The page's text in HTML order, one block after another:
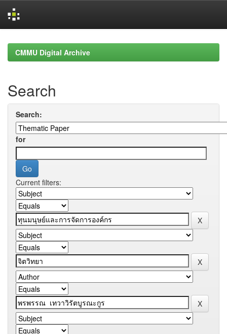
navigationCMMU Digital Archive
Search
Search:
for
Current filters: